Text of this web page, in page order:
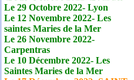
Le 29 Octobre 2022- Lyon
Le 12 Novembre 2022- Les
saintes Maries de la Mer
Le 26 Novembre 2022-
Carpentras
Le 10 Décembre 2022- Les
Saintes Maries de la Mer